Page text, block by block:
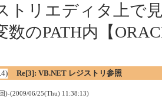
トリエディタ上で
数のPATH内【
Re[3]: VB.NET レジストリ参照
)-(2009/06/25(Thu) 11:38:13)